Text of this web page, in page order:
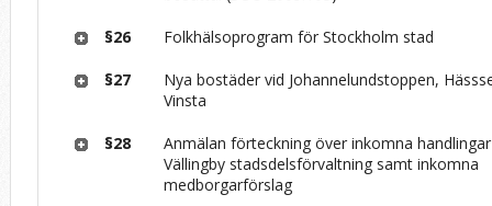
§26 Folkhälsoprogram för Stockholm stad
§27
Nya bostäder vid Johannelundstoppen,
Vinsta
§28
Anmälan förteckning över inkomna
Vällingby stadsdelsförvaltning samt inkomna
medborgarförslag